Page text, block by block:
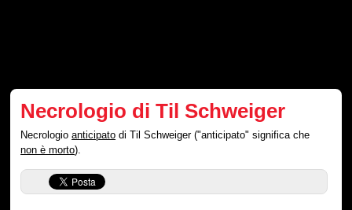
Necrologio di Til Schweiger
Necrologioanticipato di Til Schweiger ("anticipato" significa che
non è morto).